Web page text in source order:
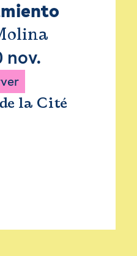
nov.
la Cité